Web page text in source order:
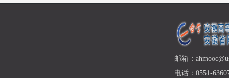
邮箱：
电话：0551-